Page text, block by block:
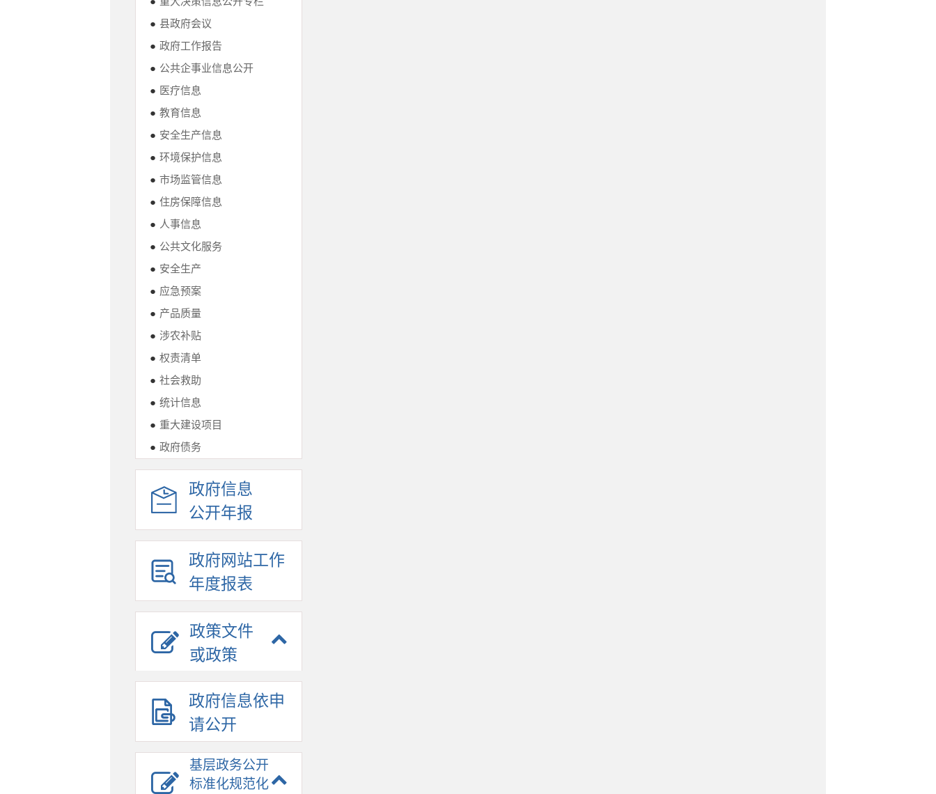
● 县政府会议
● 政府工作报告
● 公共企事业信息公开
● 医疗信息
● 教育信息
● 安全生产信息
● 环境保护信息
● 市场监管信息
● 住房保障信息
● 人事信息
● 公共文化服务
● 安全生产
● 应急预案
● 产品质量
● 涉农补贴
● 权责清单
● 社会救助
● 统计信息
● 重大建设项目
● 政府债务
政府信息
公开年报
政府网站工作
年度报表
政策文件
或政策
政府信息依申
请公开
基层政务公开
标准化规范化